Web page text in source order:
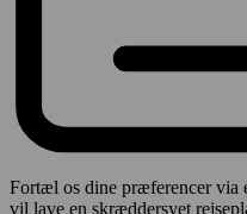
Fortæl os dine præferencer via
vil lave en skræddersyet